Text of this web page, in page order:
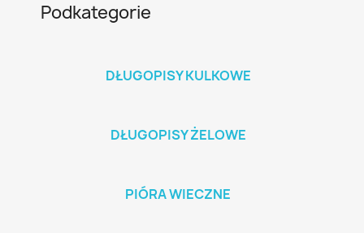
Podkategorie
DŁUGOPISY KULKOWE
DŁUGOPISY ŻELOWE
PIÓRA WIECZNE